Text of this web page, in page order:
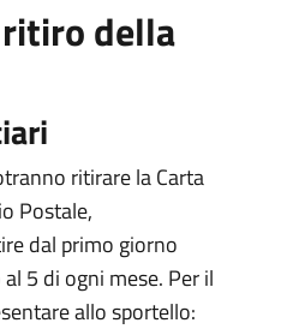
della
ritirare la Carta
Postale,
dal primo giorno
5 di ogni mese. Per il
allo sportello: